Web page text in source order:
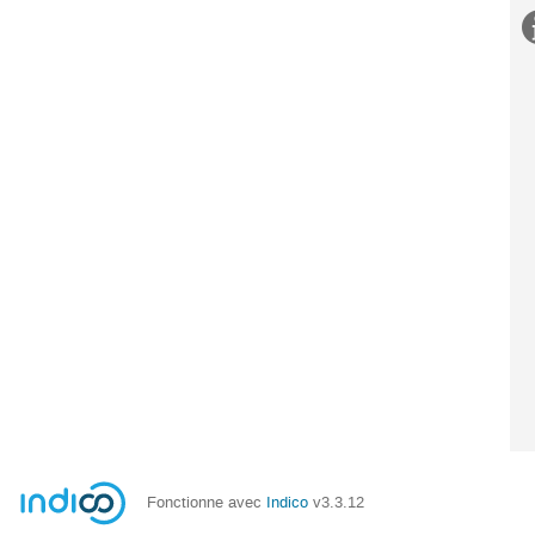
Fonctionne avec Indico v3.3.12